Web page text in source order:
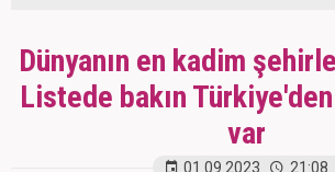
Dünyanın en kadim
Listede bakın
var
01.09.2023 21:08